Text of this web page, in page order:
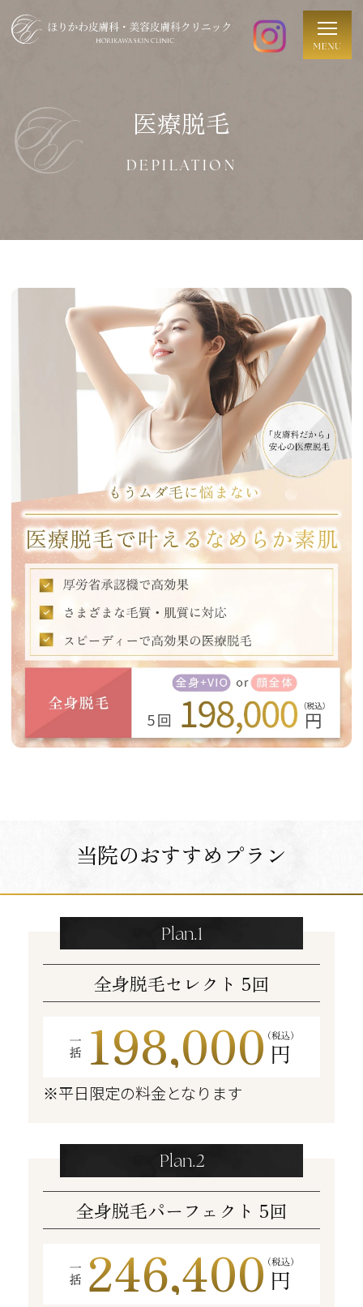
医療脱毛
DEPILATION
当院のおすすめプラン
Plan.1
全身脱毛セレクト 5回
198,000
※平日限定の料金となります
Plan.2
全身脱毛パーフェクト 5回
246,400